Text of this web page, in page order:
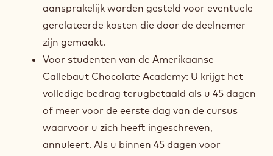
aansprakelijk worden gesteld voor eventuele
gerelateerde kosten die door de deelnemer
zijn gemaakt.
Voor studenten van de Amerikaanse
Callebaut Chocolate Academy: U krijgt het
volledige bedrag terugbetaald als u 45 dagen
of meer voor de eerste dag van de cursus
waarvoor u zich heeft ingeschreven,
annuleert. Als u binnen 45 dagen voor